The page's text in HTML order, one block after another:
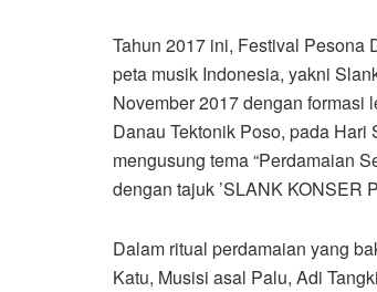
Tahun 2017 ini, Festival Pesona
peta musik Indonesia, yakni
November 2017 dengan formasi
Danau Tektonik Poso, pada
mengusung tema “Perdamaian
dengan tajuk ’SLANK KONSER
Dalam ritual perdamaian yang
Katu, Musisi asal Palu, Adi